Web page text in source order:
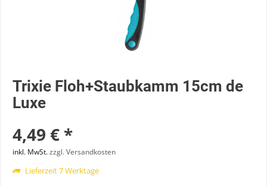
Trixie Floh+Staubkamm 15cm de
Luxe
4,49 € *
inkl. MwSt.zzgl. Versandkosten
Lieferzeit 7 Werktage